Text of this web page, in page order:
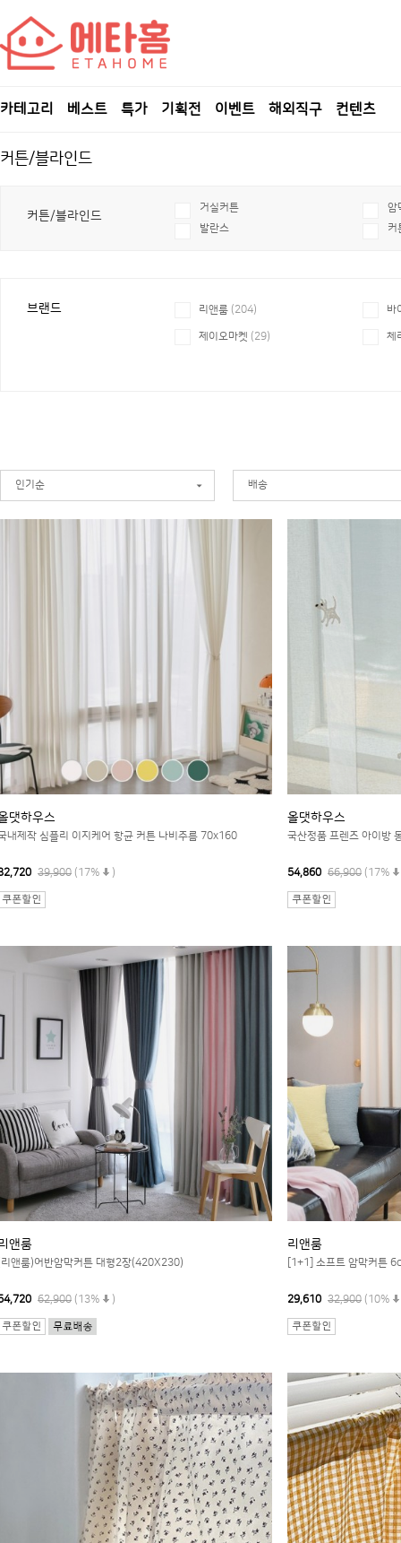
카테고리 베스트 특가 기획전 이벤트 해외직구 컨텐츠
커튼/블라인드
커튼/블라인드
거실커튼
암
발란스
커
브랜드 리앤룸 (204) 바
제이오마켓 (29) 체
인기순 배송
댓하우스
내제작 심플리 이지케어 항균 커튼 나비주름 70x160
39,900 (17% )
올댓하우스
국산정품 프렌즈 아이방
54,860 66,900 (17%
앤룸
앤룸)어반암막커튼 대형2장(420X230)
62,900 (13% )
리앤룸
[1+1] 소프트 암막커튼
29,610 32,900 (10%